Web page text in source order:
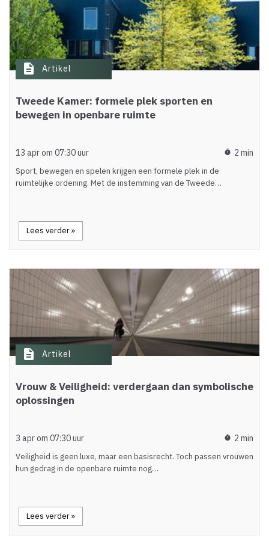
description Artikel
Tweede Kamer: formele plek sporten en
bewegen in openbare ruimte
13 apr om 07:30 uur timer 2 min
Sport, bewegen en spelen krijgen een formele plek in de
ruimtelijke ordening. Met de instemming van de Tweede…
Lees verder »
description Artikel
Vrouw & Veiligheid: verdergaan dan symbolische
oplossingen
3 apr om 07:30 uur timer 2 min
Veiligheid is geen luxe, maar een basisrecht. Toch passen vrouwen
hun gedrag in de openbare ruimte nog…
Lees verder »